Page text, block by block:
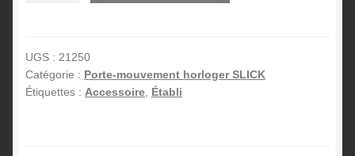
SLICK
calibre
Frédéric
n
UGS : 21250
Catégorie : Porte-mouvement horloger SLICK
Étiquettes : Accessoire Établi